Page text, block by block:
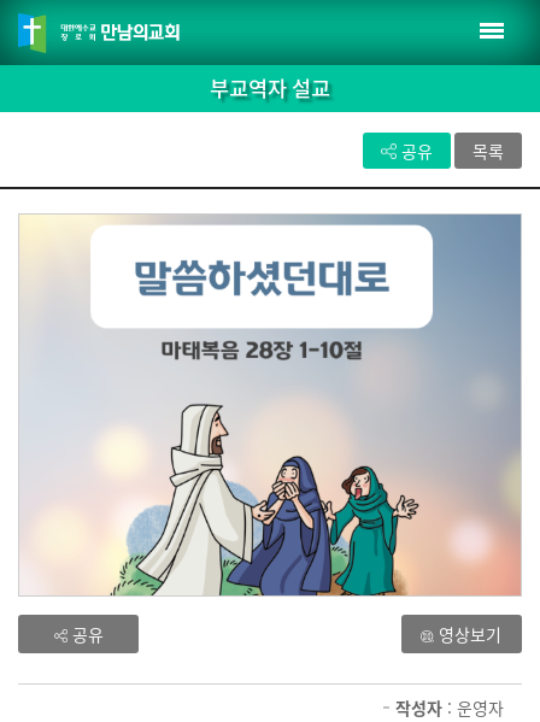
부교역자 설교
공유 목록
공유 영상보기
작성자 : 운영자